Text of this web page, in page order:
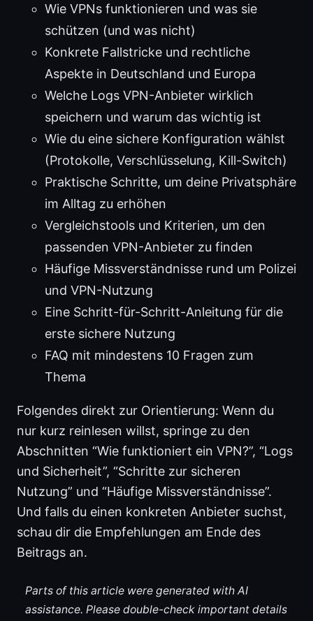
Wie VPNs funktionieren und was sie
schützen (und was nicht)
Konkrete Fallstricke und rechtliche
Aspekte in Deutschland und Europa
Welche Logs VPN-Anbieter wirklich
speichern und warum das wichtig ist
Wie du eine sichere Konfiguration wählst
(Protokolle, Verschlüsselung, Kill-Switch)
Praktische Schritte, um deine Privatsphäre
im Alltag zu erhöhen
Vergleichstools und Kriterien, um den
passenden VPN-Anbieter zu finden
Häufige Missverständnisse rund um Polizei
und VPN-Nutzung
Eine Schritt-für-Schritt-Anleitung für die
erste sichere Nutzung
FAQ mit mindestens 10 Fragen zum
Thema
Folgendes direkt zur Orientierung: Wenn du
nur kurz reinlesen willst, springe zu den
Abschnitten “Wie funktioniert ein VPN?”, “Logs
und Sicherheit”, “Schritte zur sicheren
Nutzung” und “Häufige Missverständnisse”.
Und falls du einen konkreten Anbieter suchst,
schau dir die Empfehlungen am Ende des
Beitrags an.
Parts of this article were generated with AI
assistance. Please double-check important details